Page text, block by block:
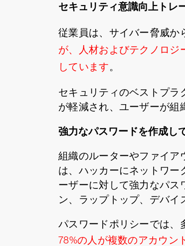
セキュリティ意識向上トレ
従業員は、サイバー脅威か
が、人材およびテクノロジ
しています。
セキュリティのベストプラ
が軽減され、ユーザーが組
強力なパスワードを作成し
組織のルーターやファイア
は、ハッカーにネットワー
ーザーに対して強力なパス
ン、ラップトップ、デバイ
パスワードポリシーでは、
78%の人が複数のアカウン